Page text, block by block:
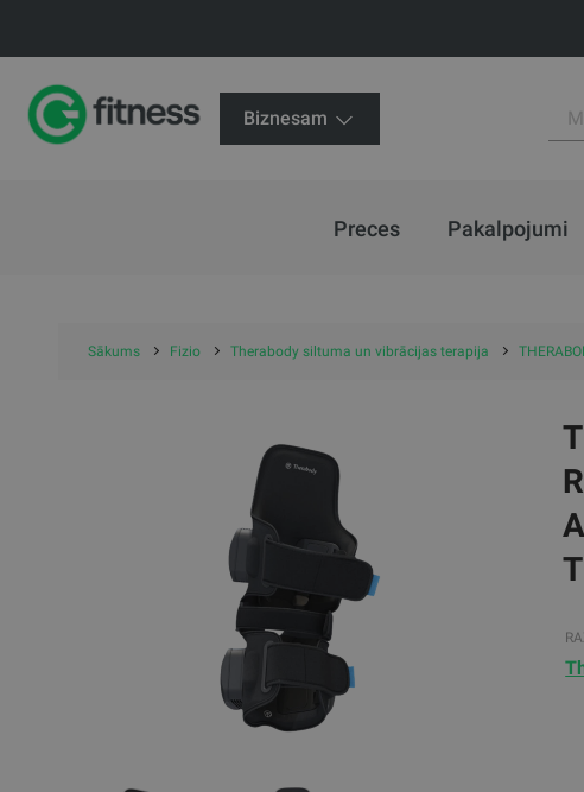
Biznesam
Preces Pakalpojumi
Sākums Fizio Therabody siltuma un vibrācijas terapija